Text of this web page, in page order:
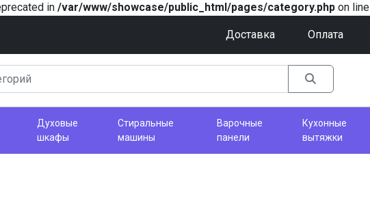
in /var/www/showcase/public_html/pages/category.php on line
Доставка Оплата
Духовые
шкафы
Стиральные
машины
Варочные
панели
Кухонные
вытяжки